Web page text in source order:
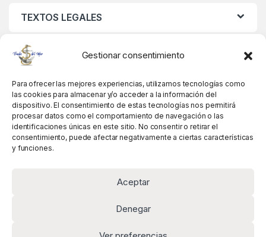
Gestionar consentimiento
Para ofrecer las mejores experiencias, utilizamos tecnologías como
las cookies para almacenar y/o acceder a la información del
dispositivo. El consentimiento de estas tecnologías nos permitirá
procesar datos como el comportamiento de navegación o las
identificaciones únicas en este sitio. No consentir o retirar el
consentimiento, puede afectar negativamente a ciertas características
y funciones.
Aceptar
Denegar
TEXTOS LEGALES
MIS DATOS